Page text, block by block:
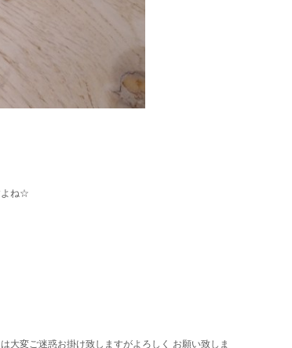
よね☆
変ご迷惑お掛け致しますがよろしく お願い致しま